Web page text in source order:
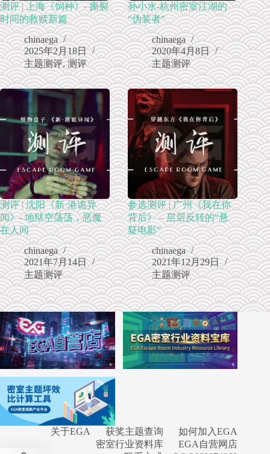
测评 | 上海《饲种》- 撕裂
时间的救赎新篇
chinaega
2025年2月18日
主题测评,测评
孙小水-杭州密室江湖的
“伪装者”
chinaega
2020年4月8日
主题测评
测评 | 沈阳《新·港诡异
闻》- 地狱空荡荡，恶魔
在人间
chinaega
2021年7月14日
主题测评
参选测评 | 广州《我在你
背后》 – 层层反转的“悬
疑电影”
chinaega
2021年12月29日
主题测评
关于EGA 获奖主题查询
如何加入EGA
密室行业资料库
EGA自营网店